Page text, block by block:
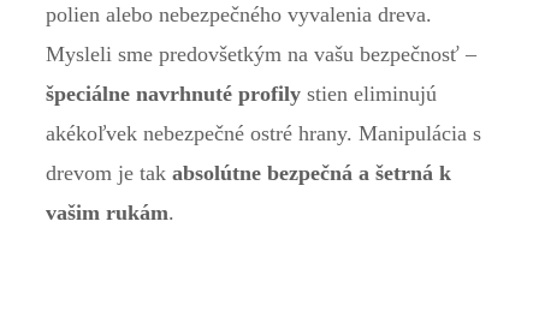
polien alebo nebezpečného vyvalenia dreva.
Mysleli sme predovšetkým na vašu bezpečnosť –
špeciálne navrhnuté profilystien eliminujú
akékoľvek nebezpečné ostré hrany. Manipulácia s
drevom je tak absolútne bezpečná a šetrná k
vašim rukám.